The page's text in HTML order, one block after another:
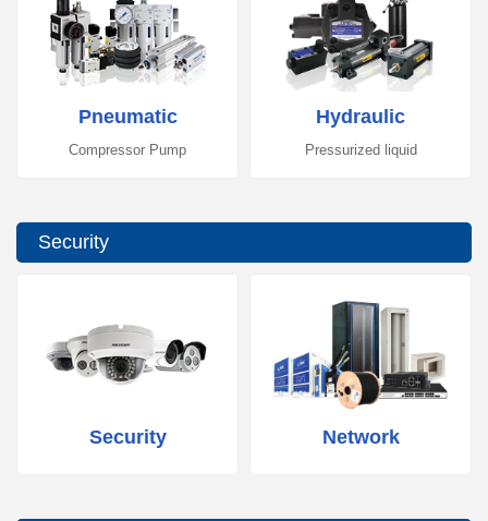
Pneumatic
Compressor Pump
Hydraulic
Pressurized liquid
Security
Security Network